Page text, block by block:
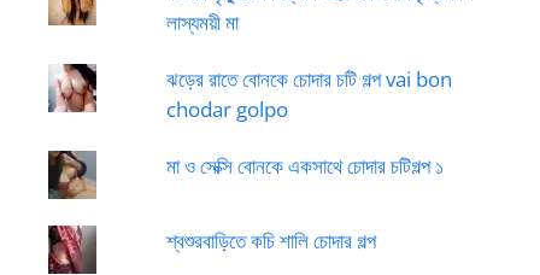
লাস্যময়ী মা
ঝড়ের রাতে বোনকে চোদার চটি গল্প vai bon
chodar golpo
মা ও সেক্সি বোনকে একসাথে চোদার চটিগল্প ১
শ্বশুরবাড়িতে কচি শালি চোদার গল্প